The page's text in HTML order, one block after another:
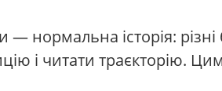
— нормальна історія:
і читати траєкторію.